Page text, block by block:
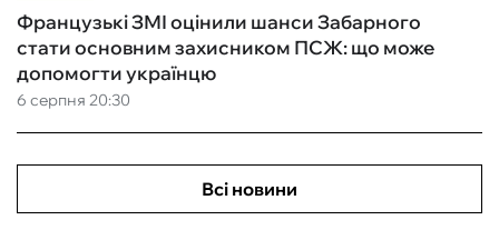
6 серпня 20:30
Французькі ЗМІ оцінили шанси Забарного
стати основним захисником ПСЖ: що може
допомогти українцю
Всі новини